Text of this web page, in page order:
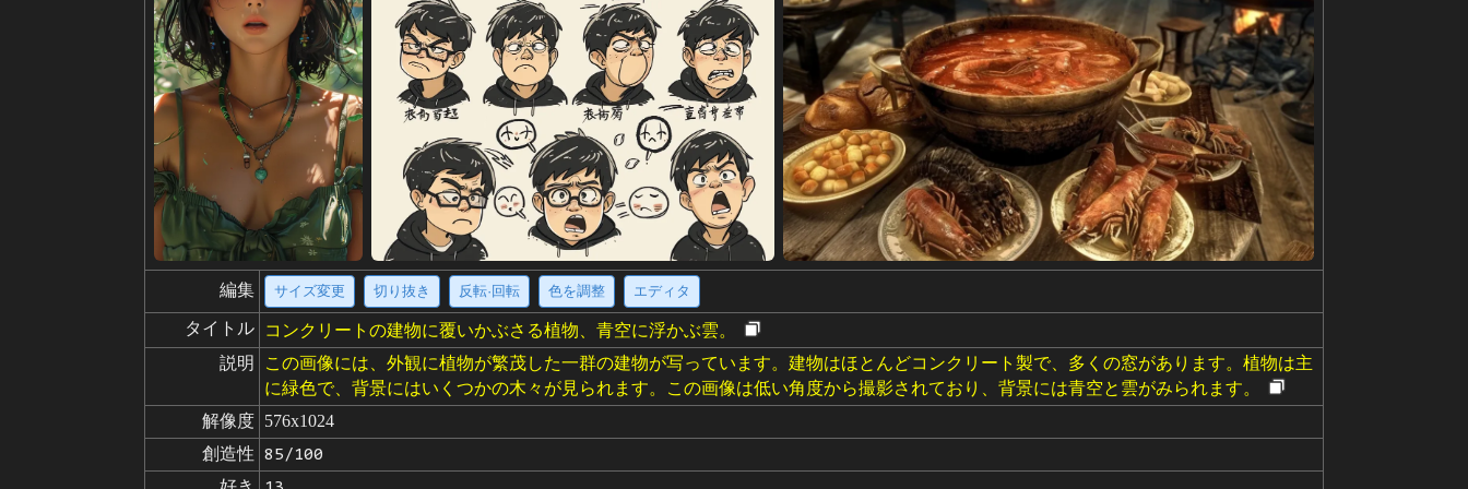
編集 サイズ変更 切り抜き 反転·回転 色を調整 エディタ
タイトル
コンクリートの建物に覆いかぶさる植物、青空に浮かぶ雲。
説明
この画像には、外観に植物が繁茂した一群の建物が写っています。建物はほとんどコンクリート製で、多くの窓があります。植物は主
に緑色で、背景にはいくつかの木々が見られます。この画像は低い角度から撮影されており、背景には青空と雲がみられます。
解像度 576x1024
創造性
85/100